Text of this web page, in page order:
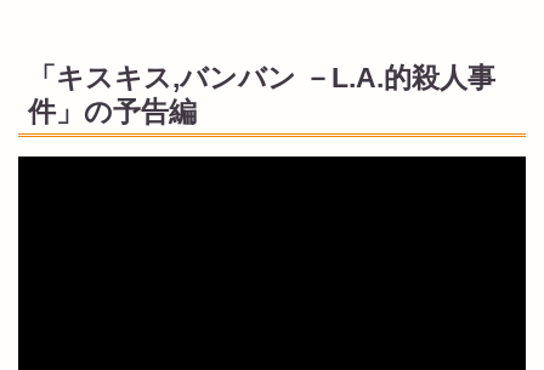
「キスキス,バンバン －L.A.的殺人事
件」の予告編